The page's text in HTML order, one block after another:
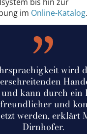
im Online-Katalog.
wird
kann durch ein
und
werden, erklärt
Dirnhofer.